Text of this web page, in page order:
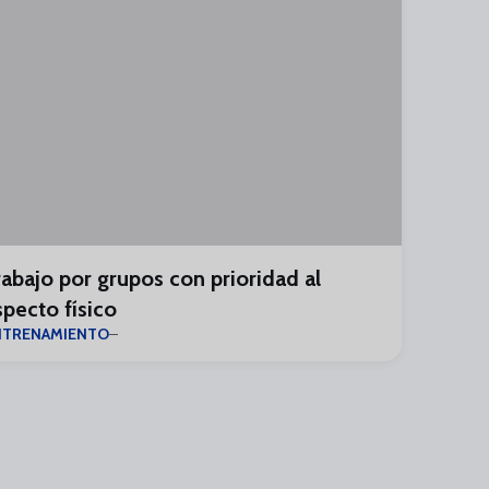
por grupos con prioridad al
físico